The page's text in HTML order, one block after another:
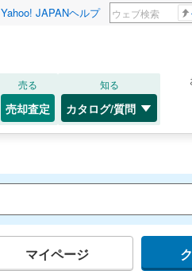
Yahoo! JAPANヘルプ
売る
売却査定
知る
カタログ/質問
マイページ